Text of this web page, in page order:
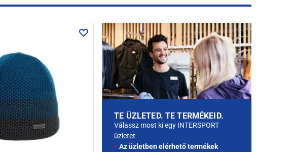
TE ÜZLETED. TE TERMÉKEID.
Válassz most ki egy INTERSPORT
üzletet
Az üzletben elérhető termékek